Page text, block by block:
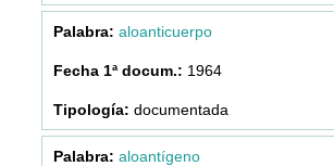
aloanticuerpo
1964
documentada
aloantígeno